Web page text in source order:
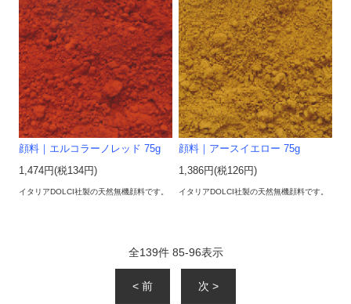
顔料｜エルコラーノレッド 75g
1,474円(税134円)
イタリアDOLCI社製の天然無機顔料です。
顔料｜アースイエロー 75g
1,386円(税126円)
イタリアDOLCI社製の天然無機顔料です。
全139件 85-96表示
< 前 次 >